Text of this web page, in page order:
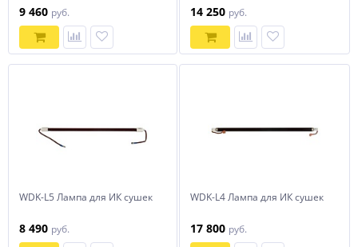
(длина 400 мм)
9 460 руб. 14 250 руб.
WDK-L5 Лампа для ИК сушек
8 490 руб.
WDK-L4 Лампа для ИК сушек
17 800 руб.